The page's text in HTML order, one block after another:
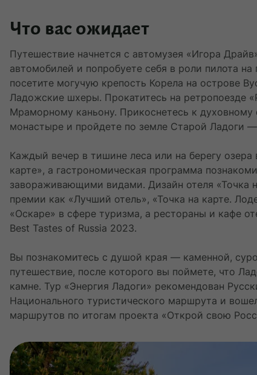
Что вас ожидает
Путешествие начнется с автомузея «Игора
автомобилей и попробуете себя в роли пилота
посетите могучую крепость Корела на острове
Ладожские шхеры. Прокатитесь на ретропоезде
Мраморному каньону. Прикоснетесь к
монастыре и пройдете по земле Старой Ладоги
Каждый вечер в тишине леса или на берегу
карте», а гастрономическая программа
завораживающими видами. Дизайн отеля «Точка
премии как «Лучший отель», «Точка на карте.
«Оскаре» в сфере туризма, а рестораны и кафе
Best Tastes of Russia 2023.
Вы познакомитесь с душой края — каменной,
путешествие, после которого вы поймете, что
камне. Тур «Энергия Ладоги» рекомендован
Национального туристического маршрута и
маршрутов по итогам проекта «Открой свою